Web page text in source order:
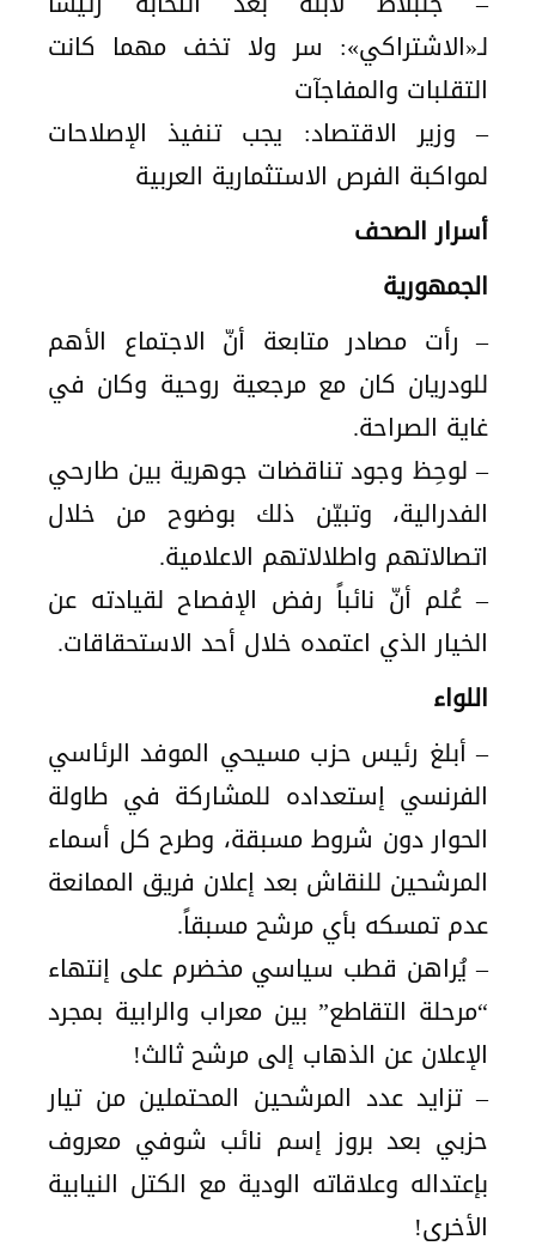
لـ«الاشتراكي»: سر ولا تخف مهما كانت
التقلبات والمفاجآت
– وزير الاقتصاد: يجب تنفيذ الإصلاحات
لمواكبة الفرص الاستثمارية العربية
أسرار الصحف
الجمهورية
– رأت مصادر متابعة أنّ الاجتماع الأهم
للودريان كان مع مرجعية روحية وكان في
غاية الصراحة.
– لوحِظ وجود تناقضات جوهرية بين طارحي
الفدرالية، وتبيّن ذلك بوضوح من خلال
اتصالاتهم واطلالاتهم الاعلامية.
– عُلم أنّ نائباً رفض الإفصاح لقيادته عن
الخيار الذي اعتمده خلال أحد الاستحقاقات.
اللواء
– أبلغ رئيس حزب مسيحي الموفد الرئاسي
الفرنسي إستعداده للمشاركة في طاولة
الحوار دون شروط مسبقة، وطرح كل أسماء
المرشحين للنقاش بعد إعلان فريق الممانعة
عدم تمسكه بأي مرشح مسبقاً.
– يُراهن قطب سياسي مخضرم على إنتهاء
“مرحلة التقاطع” بين معراب والرابية بمجرد
الإعلان عن الذهاب إلى مرشح ثالث!
– تزايد عدد المرشحين المحتملين من تيار
حزبي بعد بروز إسم نائب شوفي معروف
بإعتداله وعلاقاته الودية مع الكتل النيابية
الأخرى!